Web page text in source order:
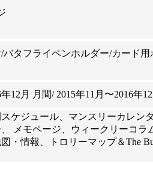
タフライペンホルダー/カード用
12月 月間/ 2015年11月〜2016年
ケジュール、マンスリーカレン
メモページ、ウィークリーコラ
・情報、トロリーマップ＆The